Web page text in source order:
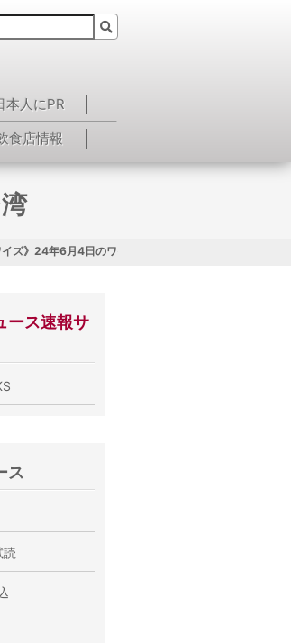
本人にPR
食店情報
イズ》24年6月4日のワイズニュース一覧／台湾
ース速報サ
ス
読